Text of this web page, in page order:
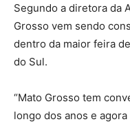
Segundo a diretora da
Grosso vem sendo
dentro da maior feira
do Sul.
“Mato Grosso tem
longo dos anos e